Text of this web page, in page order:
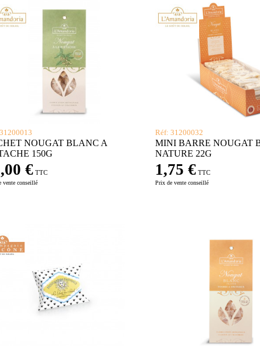
NOUGAT BLANC A
150G
€ TTC
vente conseillé
Réf: 31200032
MINI BARRE NOUGAT
NATURE 22G
1,75 € TTC
Prix de vente conseillé